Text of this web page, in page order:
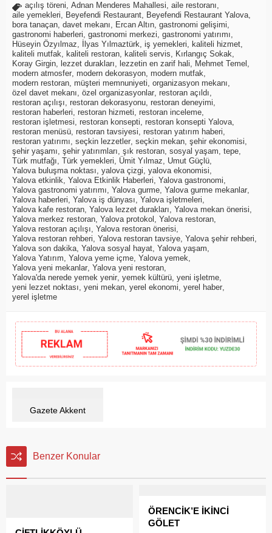
açılış töreni, Adnan Menderes Mahallesi, aile restoranı,
aile yemekleri, Beyefendi Restaurant, Beyefendi Restaurant Yalova,
bora tanaçan, davet mekanı, Ercan Altın, gastronomi gelişimi,
gastronomi haberleri, gastronomi merkezi, gastronomi yatırımı,
Hüseyin Özyılmaz, İlyas Yılmaztürk, iş yemekleri, kaliteli hizmet,
kaliteli mutfak, kaliteli restoran, kaliteli servis, Kırlangıç Sokak,
Koray Girgin, lezzet durakları, lezzetin en zarif hali, Mehmet Temel ,
modern atmosfer, modern dekorasyon, modern mutfak,
modern restoran, müşteri memnuniyeti, organizasyon mekanı,
özel davet mekanı, özel organizasyonlar, restoran açıldı,
restoran açılışı, restoran dekorasyonu, restoran deneyimi,
restoran haberleri, restoran hizmeti, restoran inceleme,
restoran işletmesi, restoran konsepti, restoran konsepti Yalova,
restoran menüsü, restoran tavsiyesi, restoran yatırım haberi,
restoran yatırımı, seçkin lezzetler, seçkin mekan, şehir ekonomisi,
şehir yaşamı, şehir yatırımları, şık restoran, sosyal yaşam, tepe,
Türk mutfağı, Türk yemekleri, Ümit Yılmaz, Umut Güçlü,
Yalova buluşma noktası, yalova çizgi, yalova ekonomisi,
Yalova etkinlik, Yalova Etkinlik Haberleri, Yalova gastronomi,
Yalova gastronomi yatırımı, Yalova gurme, Yalova gurme mekanlar,
Yalova haberleri, Yalova iş dünyası, Yalova işletmeleri,
Yalova kafe restoran, Yalova lezzet durakları, Yalova mekan önerisi,
Yalova merkez restoran, Yalova protokol , Yalova restoran,
Yalova restoran açılışı, Yalova restoran önerisi,
Yalova restoran rehberi, Yalova restoran tavsiye, Yalova şehir rehberi,
Yalova son dakika, Yalova sosyal hayat, Yalova yaşam,
Yalova Yatırım, Yalova yeme içme, Yalova yemek,
Yalova yeni mekanlar, Yalova yeni restoran,
Yalova'da nerede yemek yenir, yemek kültürü, yeni işletme,
yeni lezzet noktası, yeni mekan, yerel ekonomi, yerel haber,
yerel işletme
Gazete Akkent
Benzer Konular
ÖRENCİK’E İKİNCİ
GÖLET